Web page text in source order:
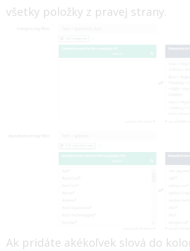
všetky položky z pravej strany.
Ak pridáte akékoľvek slová do